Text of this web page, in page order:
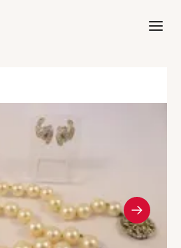
Aller à l'accueil de Crédit Municipal